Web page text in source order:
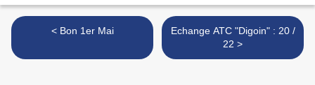
< Bon 1er Mai
Echange ATC "Digoin" : 20 /
22 >